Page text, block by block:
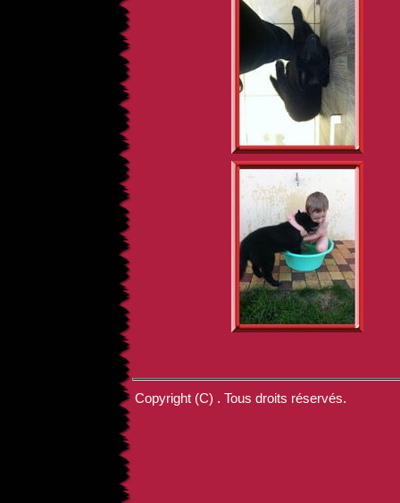
Copyright (C) . Tous droits réservés.